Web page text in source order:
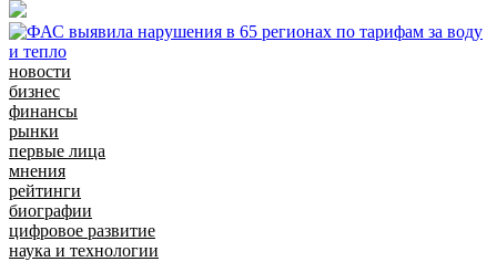
новости
бизнес
финансы
рынки
первые лица
мнения
рейтинги
биографии
цифровое развитие
наука и технологии